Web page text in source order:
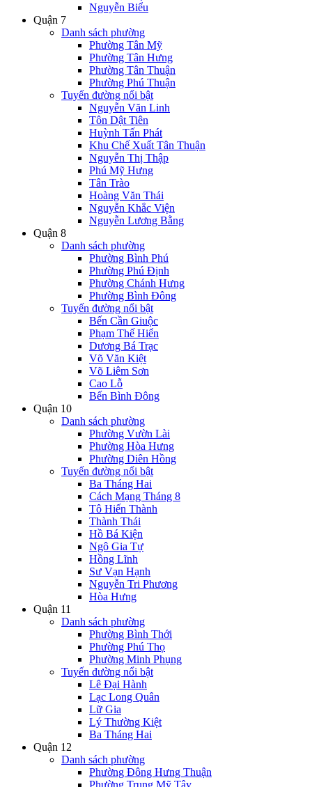
Nguyễn Biểu
Quận 7
Danh sách phường
Phường Tân Mỹ
Phường Tân Hưng
Phường Tân Thuận
Phường Phú Thuận
Tuyến đường nổi bật
Nguyễn Văn Linh
Tôn Dật Tiên
Huỳnh Tấn Phát
Khu Chế Xuất Tân Thuận
Nguyễn Thị Thập
Phú Mỹ Hưng
Tân Trào
Hoàng Văn Thái
Nguyễn Khắc Viện
Nguyễn Lương Bằng
Quận 8
Danh sách phường
Phường Bình Phú
Phường Phú Định
Phường Chánh Hưng
Phường Bình Đông
Tuyến đường nổi bật
Bến Cần Giuộc
Phạm Thế Hiển
Dương Bá Trạc
Võ Văn Kiệt
Võ Liêm Sơn
Cao Lỗ
Bến Bình Đông
Quận 10
Danh sách phường
Phường Vườn Lài
Phường Hòa Hưng
Phường Diên Hồng
Tuyến đường nổi bật
Ba Tháng Hai
Cách Mạng Tháng 8
Tô Hiến Thành
Thành Thái
Hồ Bá Kiện
Ngô Gia Tự
Hồng Lĩnh
Sư Vạn Hạnh
Nguyễn Tri Phương
Hòa Hưng
Quận 11
Danh sách phường
Phường Bình Thới
Phường Phú Thọ
Phường Minh Phụng
Tuyến đường nổi bật
Lê Đại Hành
Lạc Long Quân
Lữ Gia
Lý Thường Kiệt
Ba Tháng Hai
Quận 12
Danh sách phường
Phường Đông Hưng Thuận
Phường Trung Mỹ Tây